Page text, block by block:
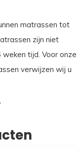
matrassen tot
zijn niet
tijd. Voor onze
verwijzen wij u